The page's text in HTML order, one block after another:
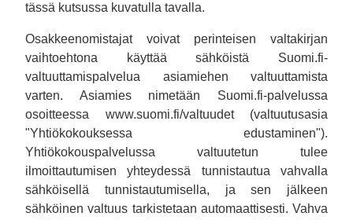
tässä kutsussa kuvatulla tavalla.
Osakkeenomistajat voivat perinteisen valtakirjan
vaihtoehtona käyttää sähköistä Suomi.fi-
valtuuttamispalvelua asiamiehen valtuuttamista
varten. Asiamies nimetään Suomi.fi-palvelussa
osoitteessa www.suomi.fi/valtuudet (valtuutusasia
"Yhtiökokouksessa edustaminen").
Yhtiökokouspalvelussa valtuutetun tulee
ilmoittautumisen yhteydessä tunnistautua vahvalla
sähköisellä tunnistautumisella, ja sen jälkeen
sähköinen valtuus tarkistetaan automaattisesti. Vahva